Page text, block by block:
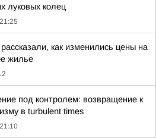
луковых колец
как изменились цены на
жилье
под контролем: возвращение к
в turbulent times